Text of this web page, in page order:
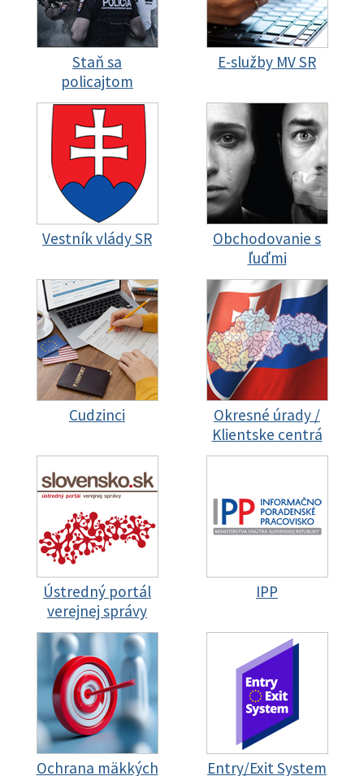
Staň sa
policajtom
E-služby MV SR
Vestník vlády SR
Obchodovanie s
ľuďmi
Cudzinci
Okresné úrady /
Klientske centrá
Ústredný portál
verejnej správy
IPP
Ochrana mäkkých
Entry/Exit System